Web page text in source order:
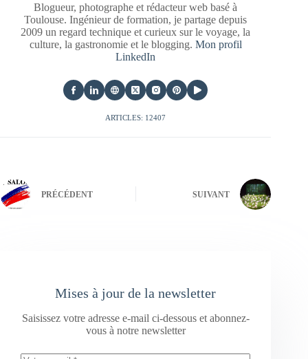
Blogueur, photographe et rédacteur web basé à
Toulouse. Ingénieur de formation, je partage depuis
2009 un regard technique et curieux sur le voyage, la
culture, la gastronomie et le blogging. Mon profil
LinkedIn
ARTICLES: 12407
PRÉCÉDENT SUIVANT
Mises à jour de la newsletter
Saisissez votre adresse e-mail ci-dessous et abonnez-
vous à notre newsletter